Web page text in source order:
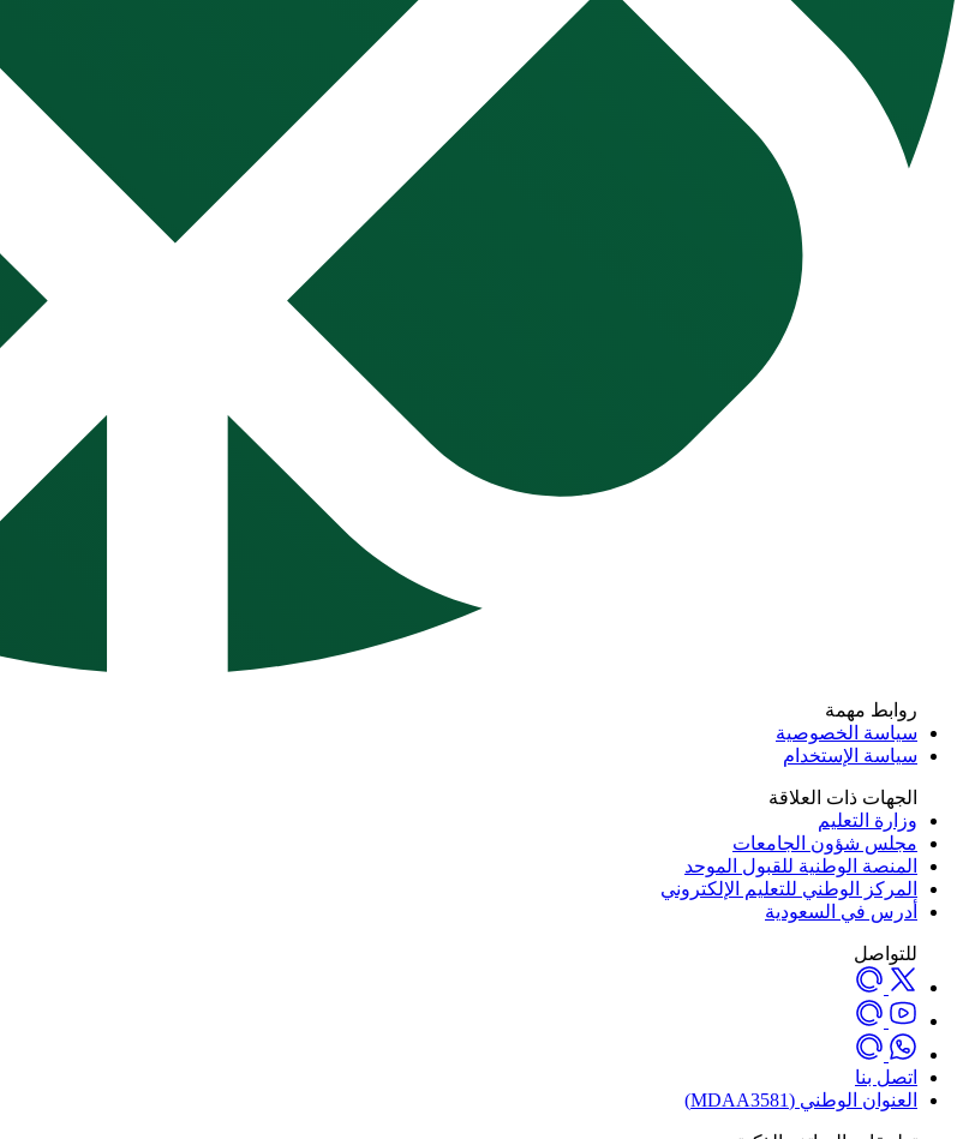
روابط مهمة
سياسة الخصوصية
سياسة الإستخدام
الجهات ذات العلاقة
وزارة التعليم
مجلس شؤون الجامعات
المنصة الوطنية للقبول الموحد
المركز الوطني للتعليم الإلكتروني
أدرس في السعودية
للتواصل
اتصل بنا
العنوان الوطني (MDAA3581)